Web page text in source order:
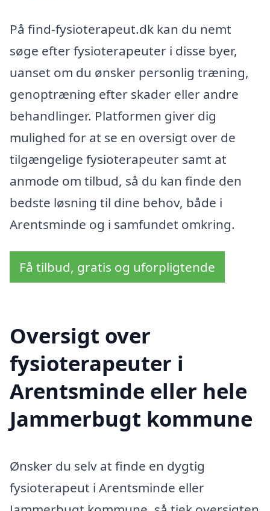
På find-fysioterapeut.dk kan du nemt
søge efter fysioterapeuter i disse byer,
uanset om du ønsker personlig træning,
genoptræning efter skader eller andre
behandlinger. Platformen giver dig
mulighed for at se en oversigt over de
tilgængelige fysioterapeuter samt at
anmode om tilbud, så du kan finde den
bedste løsning til dine behov, både i
Arentsminde og i samfundet omkring.
Få tilbud, gratis og uforpligtende
Oversigt over
fysioterapeuter i
Arentsminde eller hele
Jammerbugt kommune
Ønsker du selv at finde en dygtig
fysioterapeut i Arentsminde eller